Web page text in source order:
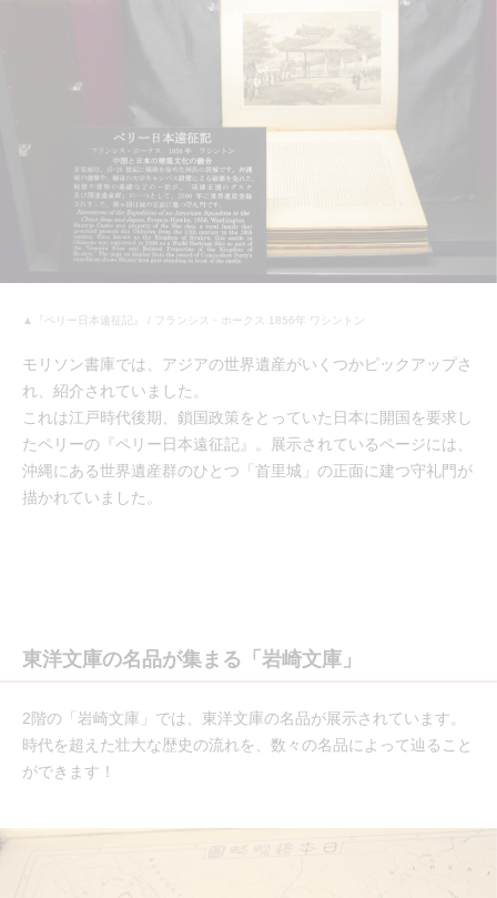
▲『ペリー日本遠征記』 / フランシス・ホークス 1856年 ワシントン
モリソン書庫では、アジアの世界遺産がいくつかピックアップさ
れ、紹介されていました。
これは江戸時代後期、鎖国政策をとっていた日本に開国を要求し
たペリーの『ペリー日本遠征記』。展示されているページには、
沖縄にある世界遺産群のひとつ「首里城」の正面に建つ守礼門が
描かれていました。
東洋文庫の名品が集まる「岩崎文庫」
2階の「岩崎文庫」では、東洋文庫の名品が展示されています。
時代を超えた壮大な歴史の流れを、数々の名品によって辿ること
ができます！